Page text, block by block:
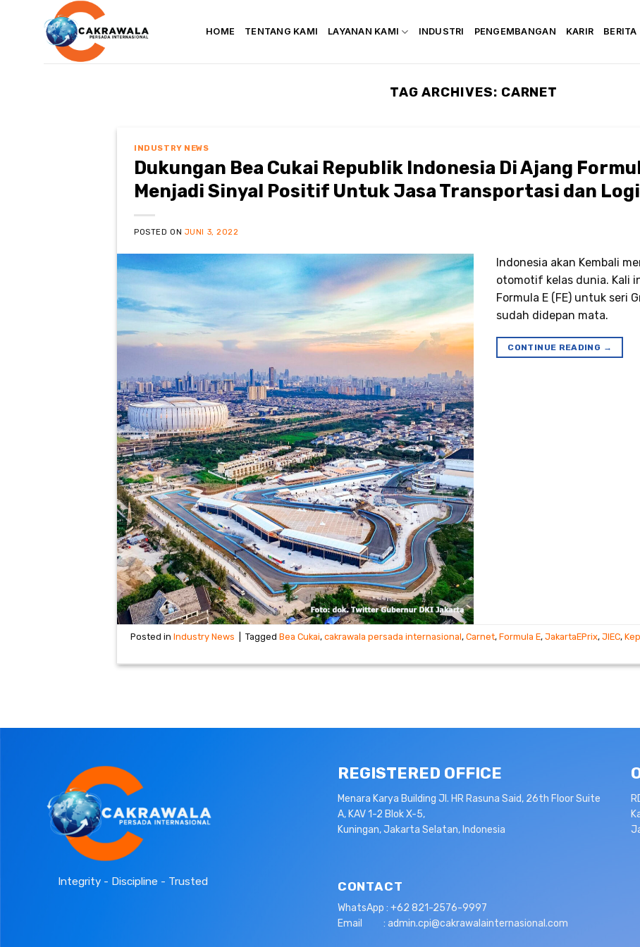
HOME TENTANG KAMI LAYANAN KAMI INDUSTRI PENGEMBANGAN KARIR BERITA
TAG ARCHIVES: CARNET
INDUSTRY NEWS
Dukungan Bea Cukai Republik Indonesia Di Ajang
Menjadi Sinyal Positif Untuk Jasa Transportasi dan
POSTED ON JUNI 3, 2022
Indonesia akan Kembali
otomotif kelas dunia. Kali
Formula E (FE) untuk seri
sudah didepan mata.
CONTINUE READING →
Posted inIndustry News TaggedBea Cukai,cakrawala persada internasional,Carnet,Formula E,JakartaEPrix,JIEC,
Integrity - Discipline - Trusted
REGISTERED OFFICE
Menara Karya Building Jl. HR Rasuna Said, 26th Floor Suite
A, KAV 1-2 Blok X-5,
Kuningan, Jakarta Selatan, Indonesia
CONTACT
WhatsApp : +62 821-2576-9997
Email : admin.cpi@cakrawalainternasional.com